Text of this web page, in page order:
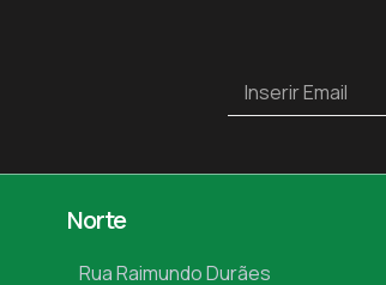
Norte
Rua Raimundo Durães